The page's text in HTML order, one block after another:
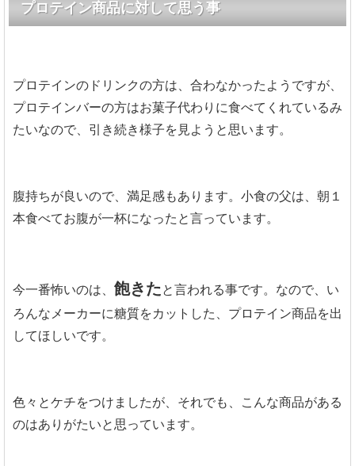
プロテイン商品に対して思う事
プロテインのドリンクの方は、合わなかったようですが、
プロテインバーの方はお菓子代わりに食べてくれているみ
たいなので、引き続き様子を見ようと思います。
腹持ちが良いので、満足感もあります。小食の父は、朝１
本食べてお腹が一杯になったと言っています。
今一番怖いのは、 飽きたと言われる事です。なので、い
ろんなメーカーに糖質をカットした、プロテイン商品を出
してほしいです。
色々とケチをつけましたが、それでも、こんな商品がある
のはありがたいと思っています。